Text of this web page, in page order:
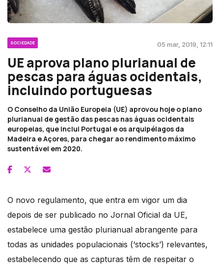
SOCIEDADE 05 mar, 2019, 12:11
UE aprova plano plurianual de
pescas para águas ocidentais,
incluindo portuguesas
O Conselho da União Europeia (UE) aprovou hoje o plano
plurianual de gestão das pescas nas águas ocidentais
europeias, que inclui Portugal e os arquipélagos da
Madeira e Açores, para chegar ao rendimento máximo
sustentável em 2020.
O novo regulamento, que entra em vigor um dia
depois de ser publicado no Jornal Oficial da UE,
estabelece uma gestão plurianual abrangente para
todas as unidades populacionais (‘stocks’) relevantes,
estabelecendo que as capturas têm de respeitar o